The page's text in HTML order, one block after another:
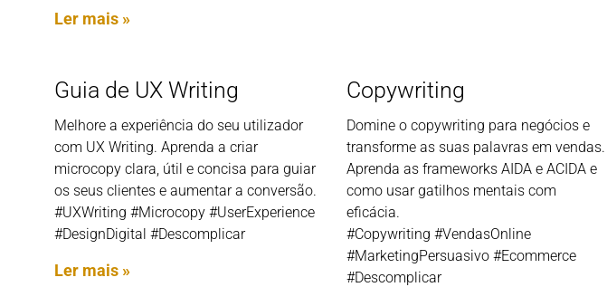
Ler mais »
Guia de UX Writing
Melhore a experiência do seu utilizador
com UX Writing. Aprenda a criar
microcopy clara, útil e concisa para guiar
os seus clientes e aumentar a conversão.
#UXWriting #Microcopy #UserExperience
#DesignDigital #Descomplicar
Ler mais »
Copywriting
Domine o copywriting para negócios e
transforme as suas palavras em vendas.
Aprenda as frameworks AIDA e ACIDA e
como usar gatilhos mentais com
eficácia.
#Copywriting #VendasOnline
#MarketingPersuasivo #Ecommerce
#Descomplicar